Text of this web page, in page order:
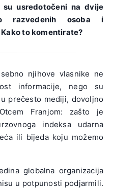
usredotočeni na dvije
razvedenih osoba i
to komentirate?
njihove vlasnike ne
informacije, nego su
prečesto mediji, dovoljno
Franjom: zašto je
indeksa udarna
ili bijeda koju možemo
globalna organizacija
u potpunosti podjarmili.